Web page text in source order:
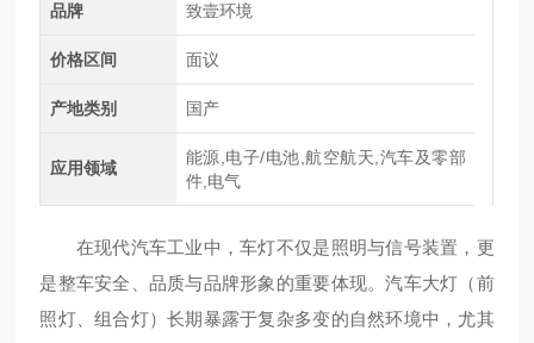
品牌 致壹环境
价格区间 面议
产地类别 国产
应用领域
能源,电子/电池,航空航天,汽车及零部
件,电气
在现代汽车工业中，车灯不仅是照明与信号装置，更
是整车安全、品质与品牌形象的重要体现。汽车大灯（前
照灯、组合灯）长期暴露于复杂多变的自然环境中，尤其